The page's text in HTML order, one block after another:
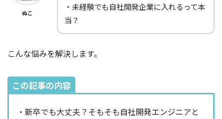
ぬこ
・未経験でも自社開発企業に入れるって本
当？
こんな悩みを解決します。
この記事の内容
・新卒でも大丈夫？そもそも自社開発エンジニアと